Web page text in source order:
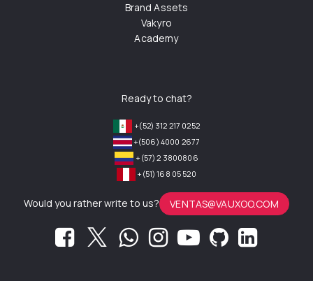
Brand Assets
Vakyro
Academy
Ready to chat?
+(52) 312 217 0252
+(506) 4000 2677
+(57) 2 3800806
+(51) 168 05 520
Would you rather write to us? VENTAS@VAUXOO.COM